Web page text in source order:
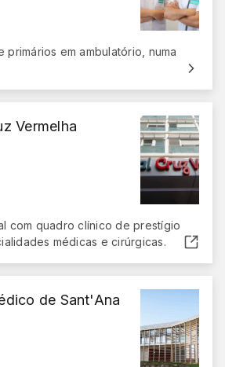
primários em ambulatório, numa
Vermelha
com quadro clínico de prestígio
médicas e cirúrgicas.
de Sant'Ana